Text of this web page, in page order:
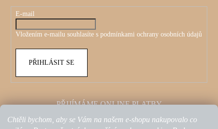
Chtěli bychom, aby se Vám na našem e-shopu nakupovalo co
E-mail
Vložením e-mailu souhlasíte s podmínkami ochrany osobních údajů
PŘIHLÁSIT SE
PŘIJÍMÁME ONLINE PLATBY